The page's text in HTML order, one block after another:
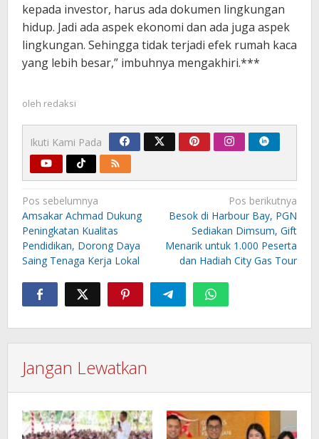
kepada investor, harus ada dokumen lingkungan
hidup. Jadi ada aspek ekonomi dan ada juga aspek
lingkungan. Sehingga tidak terjadi efek rumah kaca
yang lebih besar,” imbuhnya mengakhiri.***
oleh redaksi
Ikuti Kami Pada
Navigasi
pos
Pos sebelumnya
Amsakar Achmad Dukung
Peningkatan Kualitas
Pendidikan, Dorong Daya
Saing Tenaga Kerja Lokal
Pos berikutnya
Besok di Harbour Bay, PGN
Sediakan Dimsum, Gift
Menarik untuk 1.000 Peserta
dan Hadiah City Gas Tour
Jangan Lewatkan